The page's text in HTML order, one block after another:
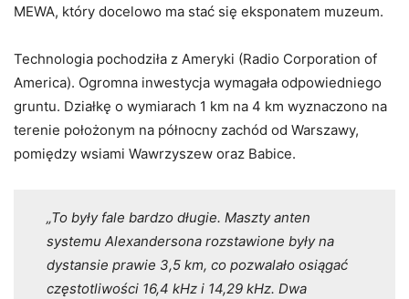
MEWA, który docelowo ma stać się eksponatem muzeum.
Technologia pochodziła z Ameryki (Radio Corporation of
America). Ogromna inwestycja wymagała odpowiedniego
gruntu. Działkę o wymiarach 1 km na 4 km wyznaczono na
terenie położonym na północny zachód od Warszawy,
pomiędzy wsiami Wawrzyszew oraz Babice.
„To były fale bardzo długie. Maszty anten
systemu Alexandersona rozstawione były na
dystansie prawie 3,5 km, co pozwalało osiągać
częstotliwości 16,4 kHz i 14,29 kHz. Dwa